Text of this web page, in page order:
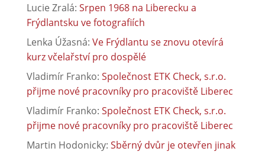
Lucie Zralá: Srpen 1968 na Liberecku a
Frýdlantsku ve fotografiích
Lenka Úžasná: Ve Frýdlantu se znovu otevírá
kurz včelařství pro dospělé
Vladimír Franko: Společnost ETK Check, s.r.o.
přijme nové pracovníky pro pracoviště Liberec
Vladimír Franko: Společnost ETK Check, s.r.o.
přijme nové pracovníky pro pracoviště Liberec
Martin Hodonicky: Sběrný dvůr je otevřen jinak